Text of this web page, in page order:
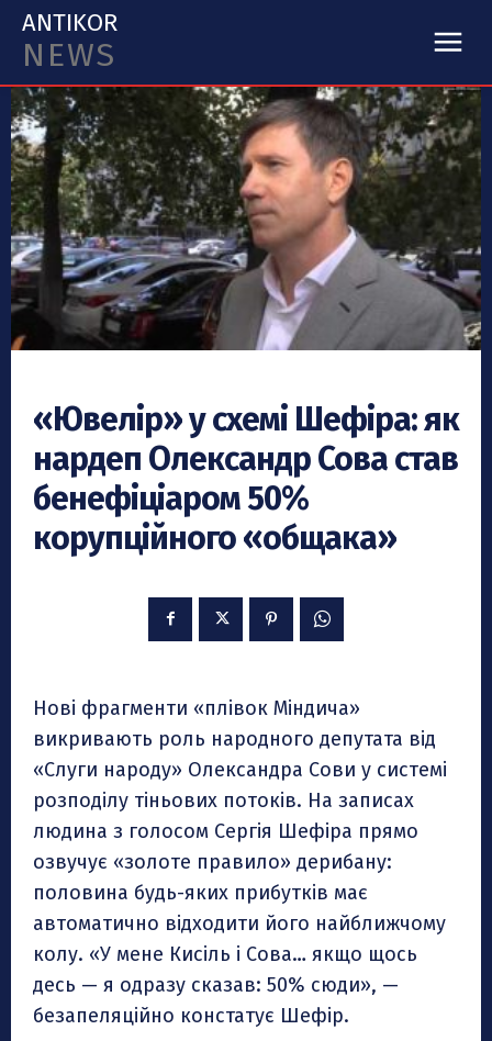
ANTIKOR
NEWS
«Ювелір» у схемі Шефіра: як
нардеп Олександр Сова став
бенефіціаром 50%
корупційного «общака»
Нові фрагменти «плівок Міндича»
викривають роль народного депутата від
«Слуги народу» Олександра Сови у системі
розподілу тіньових потоків. На записах
людина з голосом Сергія Шефіра прямо
озвучує «золоте правило» дерибану:
половина будь-яких прибутків має
автоматично відходити його найближчому
колу. «У мене Кисіль і Сова… якщо щось
десь — я одразу сказав: 50% сюди», —
безапеляційно констатує Шефір.